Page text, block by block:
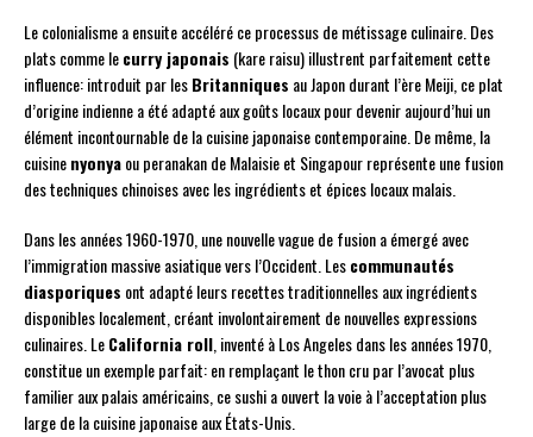
Le colonialisme a ensuite accéléré ce processus de métissage culinaire. Des
plats comme lecurry japonais (kare raisu) illustrent parfaitement cette
influence: introduit par lesBritanniques au Japon durant l’ère Meiji, ce plat
d’origine indienne a été adapté aux goûts locaux pour devenir aujourd’hui un
élément incontournable de la cuisine japonaise contemporaine. De même, la
cuisinenyonyaou peranakan de Malaisie et Singapour représente une fusion
des techniques chinoises avec les ingrédients et épices locaux malais.
Dans les années 1960-1970, une nouvelle vague de fusion a émergé avec
l’immigration massive asiatique vers l’Occident. Lescommunautés
diasporiques ont adapté leurs recettes traditionnelles aux ingrédients
disponibles localement, créant involontairement de nouvelles expressions
culinaires. LeCalifornia roll, inventé à Los Angeles dans les années 1970,
constitue un exemple parfait: en remplaçant le thon cru par l’avocat plus
familier aux palais américains, ce sushi a ouvert la voie à l’acceptation plus
large de la cuisine japonaise aux États-Unis.